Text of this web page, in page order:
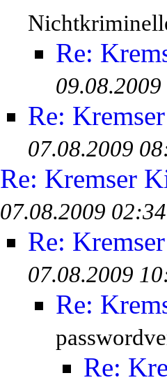
Re:
Re:
07.08.2009
Re: Kremser
07.08.2009 02:34
Re:
07.08.2009
Re:
Re: